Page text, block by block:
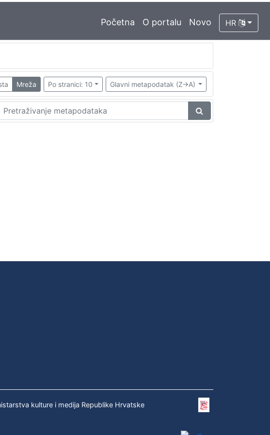
Početna O portalu Novo HR
Mreža Po stranici: 10 Glavni metapodatak (Z->A)
kulture i medija Republike Hrvatske